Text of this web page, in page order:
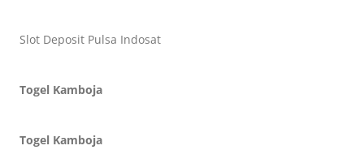
Slot Deposit Pulsa Indosat
Togel Kamboja
Togel Kamboja